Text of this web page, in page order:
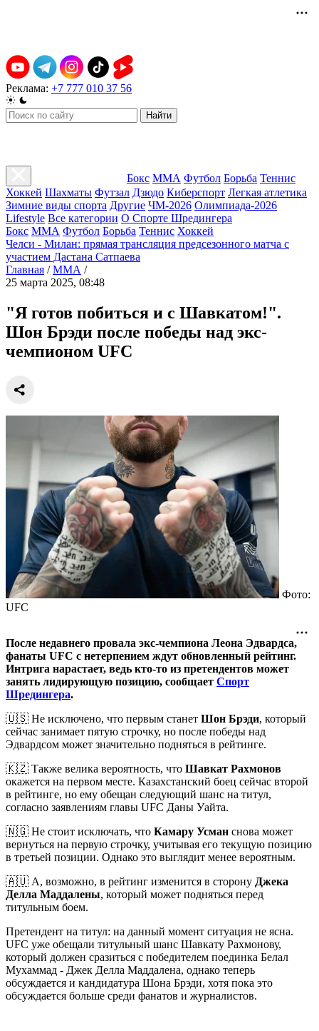
Реклама: +7 777 010 37 56
Бокс ММА Футбол Борьба Теннис
Хоккей Шахматы Футзал Дзюдо Киберспорт
Зимние виды спорта Другие ЧМ-2026 Олимпиада-2026
Lifestyle Все категории О Спорте Шредингера
Бокс ММА Футбол
Челси - Милан: прямая трансляция предсезонного матча с
участием Дастана Сатпаева
Главная
25 марта 2025, 08:48
"Я готов побиться и с Шавкатом!".
чемпионом UFC
Фото:
UFC
После недавнего провала экс-чемпиона Леона Эдвардса,
фанаты UFC с нетерпением ждут обновленный рейтинг.
Интрига нарастает, ведь кто-то из претендентов может
занять лидирующую позицию, сообщает
Спорт
Шредингера.
🇺🇸 Не исключено, что первым станетШон Брэди, который
сейчас занимает пятую строчку, но после победы над
Эдвардсом может значительно подняться в рейтинге.
🇰🇿 Также велика вероятность, чтоШавкат Рахмонов
окажется на первом месте. Казахстанский боец сейчас второй
в рейтинге, но ему обещан следующий шанс на титул,
согласно заявлениям главы UFC Даны Уайта.
🇳🇬 Не стоит исключать, что
Камару Усман
снова может
вернуться на первую строчку, учитывая его текущую позицию
в третьей позиции. Однако это выглядит менее вероятным.
🇦🇺 А, возможно, в рейтинг изменится в сторонуДжека
Делла Маддалены, который может подняться перед
титульным боем.
Претендент на титул: на данный момент ситуация не ясна.